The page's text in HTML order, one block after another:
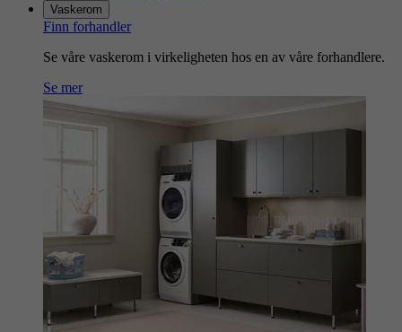
Vaskerom
Finn forhandler
Se våre vaskerom i virkeligheten hos en av våre forhandlere.
Se mer